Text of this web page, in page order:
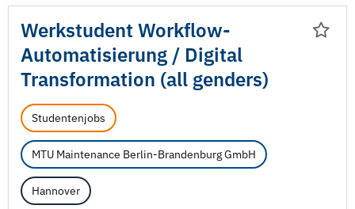
Werkstudent Workflow-
Automatisierung / Digital
Transformation (all genders)
Studentenjobs
MTU Maintenance Berlin-Brandenburg GmbH
Hannover